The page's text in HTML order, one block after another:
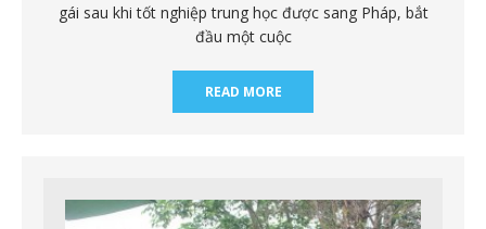
gái sau khi tốt nghiệp trung học được sang Pháp, bắt
đầu một cuộc
READ MORE